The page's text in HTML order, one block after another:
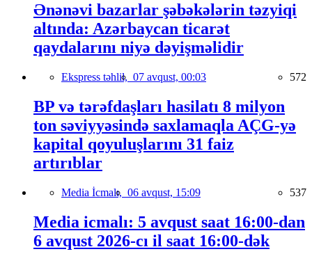
Ənənəvi bazarlar şəbəkələrin təzyiqi
altında: Azərbaycan ticarət
qaydalarını niyə dəyişməlidir
Ekspress təhlil, 07 avqust, 00:03 572
BP və tərəfdaşları hasilatı 8 milyon
ton səviyyəsində saxlamaqla AÇG-yə
kapital qoyuluşlarını 31 faiz
artırıblar
Media İcmalı, 06 avqust, 15:09 537
Media icmalı: 5 avqust saat 16:00-dan
6 avqust 2026-cı il saat 16:00-dək